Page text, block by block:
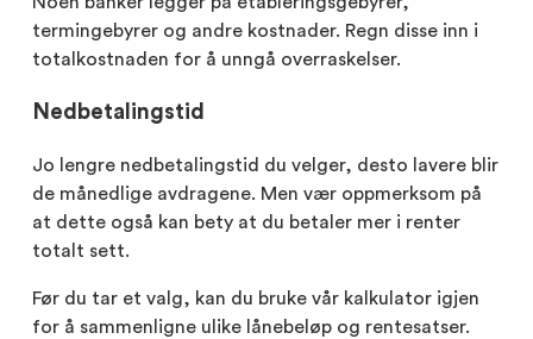
termingebyrer og andre kostnader. Regn disse inn i
totalkostnaden for å unngå overraskelser.
Nedbetalingstid
Jo lengre nedbetalingstid du velger, desto lavere blir
de månedlige avdragene. Men vær oppmerksom på
at dette også kan bety at du betaler mer i renter
totalt sett.
Før du tar et valg, kan du bruke vår kalkulator igjen
for å sammenligne ulike lånebeløp og rentesatser.